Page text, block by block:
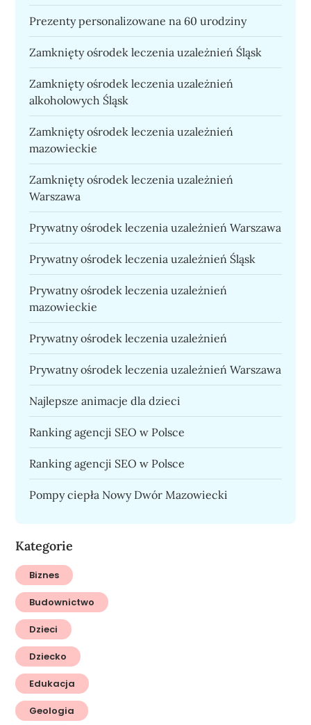
Prezenty personalizowane na 60 urodziny
Zamknięty ośrodek leczenia uzależnień Śląsk
Zamknięty ośrodek leczenia uzależnień
alkoholowych Śląsk
Zamknięty ośrodek leczenia uzależnień
mazowieckie
Zamknięty ośrodek leczenia uzależnień
Warszawa
Prywatny ośrodek leczenia uzależnień Warszawa
Prywatny ośrodek leczenia uzależnień Śląsk
Prywatny ośrodek leczenia uzależnień
mazowieckie
Prywatny ośrodek leczenia uzależnień
Prywatny ośrodek leczenia uzależnień Warszawa
Najlepsze animacje dla dzieci
Ranking agencji SEO w Polsce
Ranking agencji SEO w Polsce
Pompy ciepła Nowy Dwór Mazowiecki
Kategorie
Biznes
Budownictwo
Dzieci
Dziecko
Edukacja
Geologia